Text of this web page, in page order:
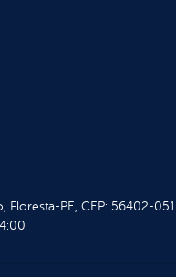
Floresta-PE, CEP: 56402-051